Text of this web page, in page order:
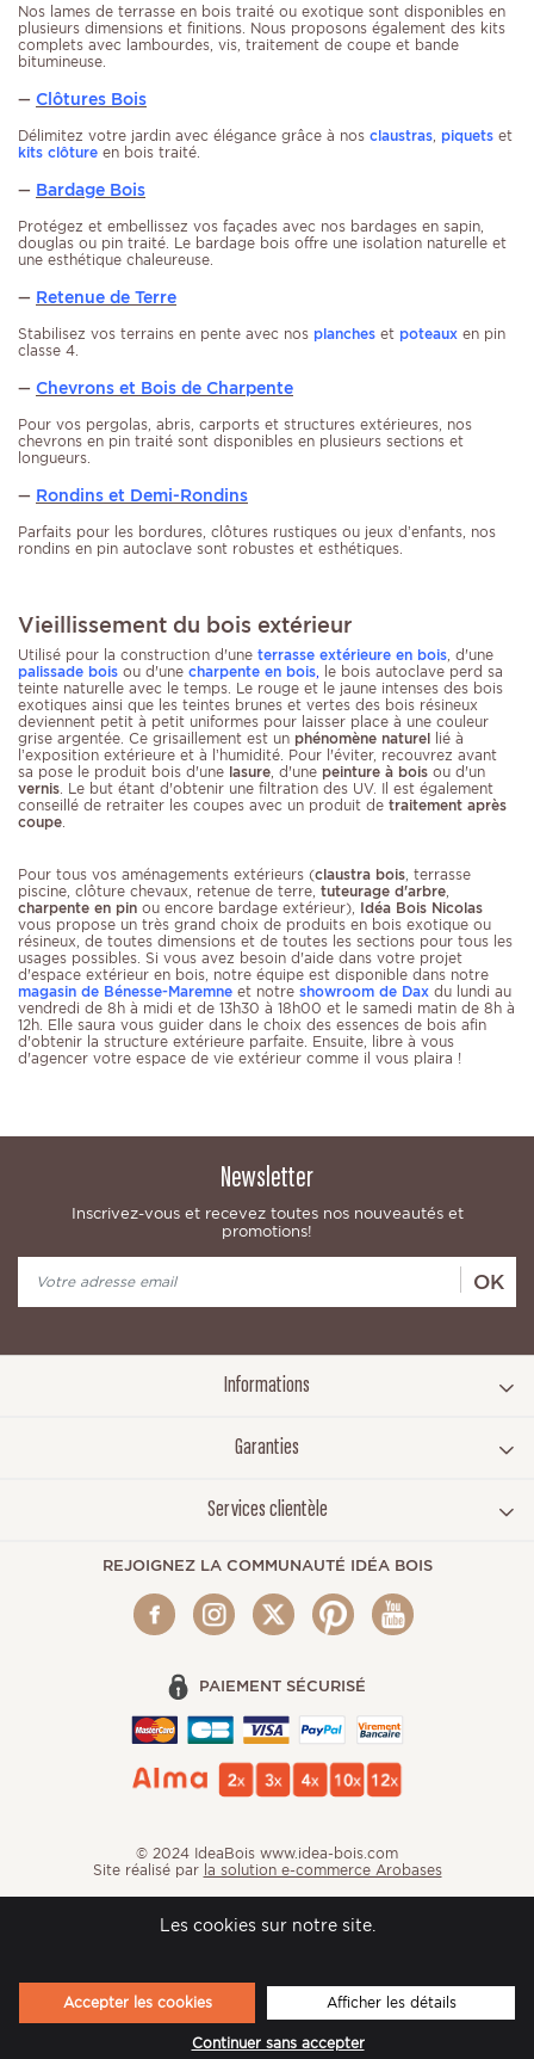
Nos lames de terrasse en bois traité ou exotique sont disponibles en
plusieurs dimensions et finitions. Nous proposons également des kits
complets avec lambourdes, vis, traitement de coupe et bande
bitumineuse.
— Clôtures Bois
Délimitez votre jardin avec élégance grâce à nos claustras piquets et
kits clôture en bois traité.
— Bardage Bois
Protégez et embellissez vos façades avec nos bardages en sapin,
douglas ou pin traité. Le bardage bois offre une isolation naturelle et
une esthétique chaleureuse.
— Retenue de Terre
Stabilisez vos terrains en pente avec nos planches et poteaux en pin
classe 4.
— Chevrons et Bois de Charpente
Pour vos pergolas, abris, carports et structures extérieures, nos
chevrons en pin traité sont disponibles en plusieurs sections et
longueurs.
— Rondins et Demi-Rondins
Parfaits pour les bordures, clôtures rustiques ou jeux d’enfants, nos
rondins en pin autoclave sont robustes et esthétiques.
Vieillissement du bois extérieur
Utilisé pour la construction d'une terrasse extérieure en bois , d'une
palissade bois ou d'une charpente en bois
le bois autoclave perd sa
teinte naturelle avec le temps. Le rouge et le jaune intenses des bois
exotiques ainsi que les teintes brunes et vertes des bois résineux
deviennent petit à petit uniformes pour laisser place à une couleur
grise argentée. Ce grisaillement est un phénomène naturel lié à
l’exposition extérieure et à l’humidité. Pour l'éviter, recouvrez avant
sa pose le produit bois d'une lasure , d'une peinture à bois ou d'un
vernis . Le but étant d'obtenir une filtration des UV. Il est également
conseillé de retraiter les coupes avec un produit de traitement après
coupe
Pour tous vos aménagements extérieurs (claustra bois , terrasse
piscine, clôture chevaux, retenue de terre, tuteurage d'arbre
charpente en pin ou encore bardage extérieur), Idéa Bois Nicolas
vous propose un très grand choix de produits en bois exotique ou
résineux, de toutes dimensions et de toutes les sections pour tous les
usages possibles. Si vous avez besoin d'aide dans votre projet
d'espace extérieur en bois, notre équipe est disponible dans notre
magasin de Bénesse-Maremne et notre showroom de Dax du lundi au
vendredi de 8h à midi et de 13h30 à 18h00 et le samedi matin de 8h à
12h. Elle saura vous guider dans le choix des essences de bois afin
d'obtenir la structure extérieure parfaite. Ensuite, libre à vous
d'agencer votre espace de vie extérieur comme il vous plaira !
Newsletter
Inscrivez-vous et recevez toutes nos nouveautés et
promotions!
OK
Informations
Garanties
Services clientèle
REJOIGNEZ LA COMMUNAUTÉ IDÉA BOIS
PAIEMENT SÉCURISÉ
© 2024 IdeaBois www.idea-bois.com
Site réalisé par la solution e-commerce Arobases
Les cookies sur notre site.
Accepter les cookies Afficher les détails
Continuer sans accepter